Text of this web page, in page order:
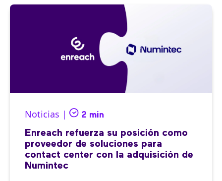
Noticias | 2 min
Enreach refuerza su posición como
proveedor de soluciones para
contact center con la adquisición de
Numintec